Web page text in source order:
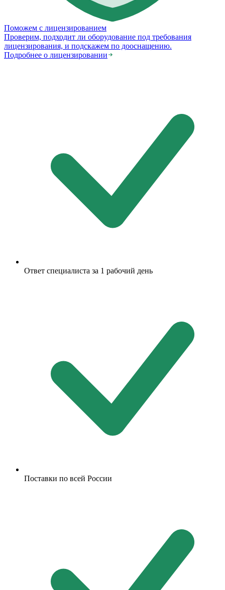
Поможем с лицензированием
Проверим, подходит ли оборудование под требования
лицензирования, и подскажем по дооснащению.
Подробнее о лицензировании
Ответ специалиста за 1 рабочий день
Поставки по всей России